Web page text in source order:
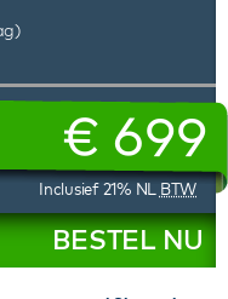
€699
Inclusief 21% NL BTW
BESTEL NU